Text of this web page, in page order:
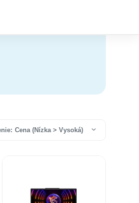
Cena (Nízka > Vysoká)